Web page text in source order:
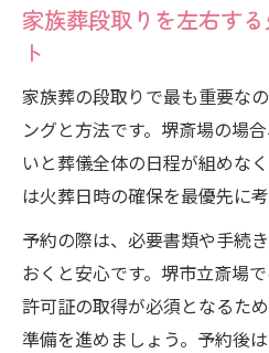
家族葬段取りを左右す
ト
家族葬の段取りで最も重要な
ングと方法です。堺斎場の場
いと葬儀全体の日程が組めな
は火葬日時の確保を最優先に
予約の際は、必要書類や手続
おくと安心です。堺市立斎場
許可証の取得が必須となるた
準備を進めましょう。予約後